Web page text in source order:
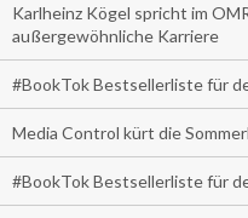
Karlheinz Kögel spricht im
außergewöhnliche Karriere
#BookTok Bestsellerliste für
Media Control kürt die
#BookTok Bestsellerliste für